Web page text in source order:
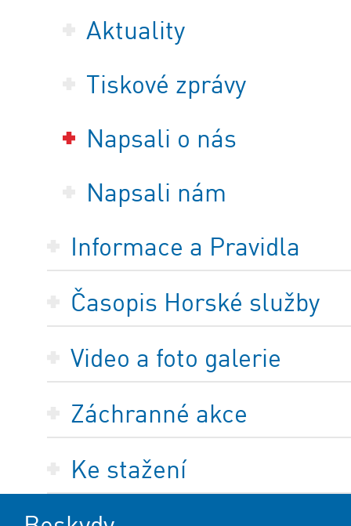
Aktuality
Tiskové zprávy
Napsali o nás
Napsali nám
Informace a Pravidla
Časopis Horské služby
Video a foto galerie
Záchranné akce
Ke stažení